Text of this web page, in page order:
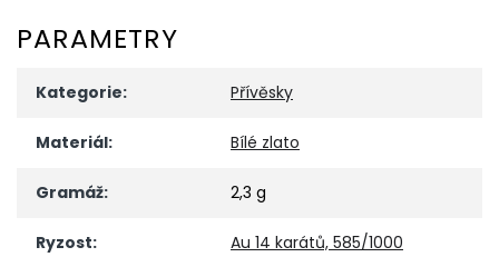
PARAMETRY
Kategorie: Přívěsky
Materiál: Bílé zlato
Gramáž: 2,3 g
Ryzost: Au 14 karátů, 585/1000